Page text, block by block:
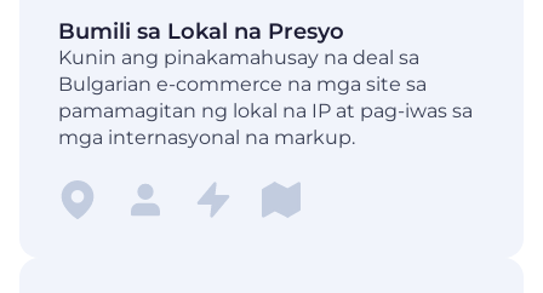
Bumili sa Lokal na Presyo
Kunin ang pinakamahusay na deal sa
Bulgarian e-commerce na mga site sa
pamamagitan ng lokal na IP at pag-iwas sa
mga internasyonal na markup.